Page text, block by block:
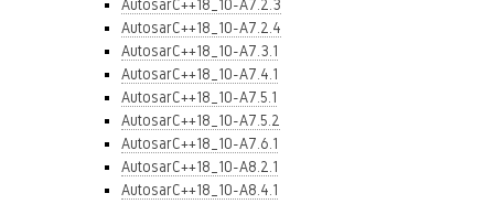
AutosarC++18_10-A7.2.3
AutosarC++18_10-A7.2.4
AutosarC++18_10-A7.3.1
AutosarC++18_10-A7.4.1
AutosarC++18_10-A7.5.1
AutosarC++18_10-A7.5.2
AutosarC++18_10-A7.6.1
AutosarC++18_10-A8.2.1
AutosarC++18_10-A8.4.1